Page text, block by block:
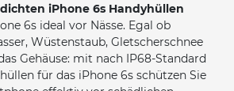
iPhone 6s Handyhüllen
6s ideal vor Nässe. Egal ob
Wüstenstaub, Gletscherschnee
Gehäuse: mit nach IP68-Standard
für das iPhone 6s schützen Sie